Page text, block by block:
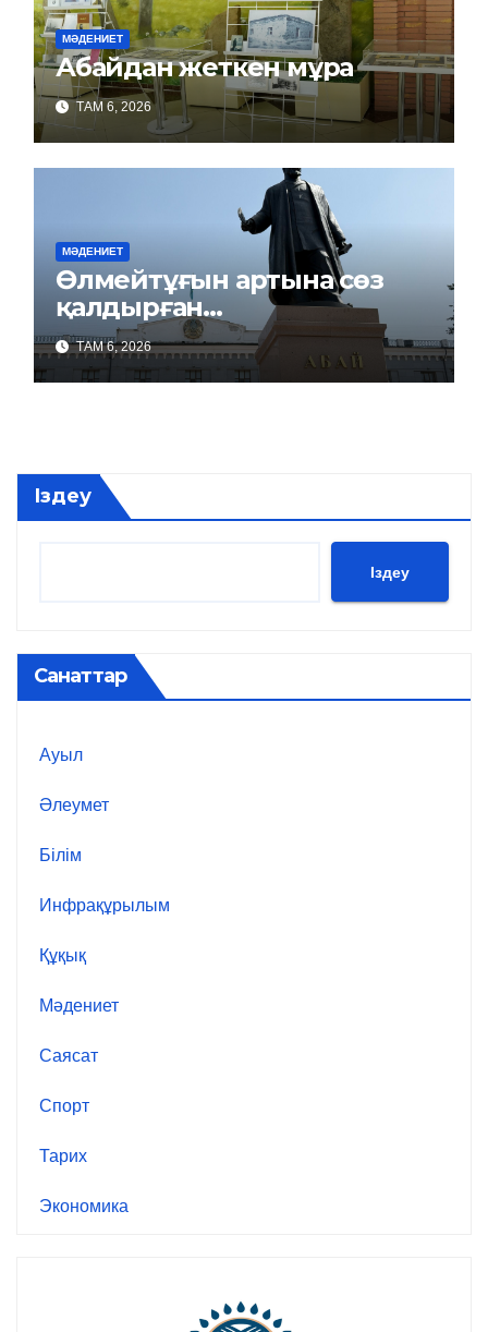
МӘДЕНИЕТ
Абайдан жеткен мұра
ТАМ 6, 2026
МӘДЕНИЕТ
Өлмейтұғын артына сөз
қалдырған…
ТАМ 6, 2026
Іздеу
Іздеу
Санаттар
Ауыл
Әлеумет
Білім
Инфрақұрылым
Құқық
Мәдениет
Саясат
Спорт
Тарих
Экономика